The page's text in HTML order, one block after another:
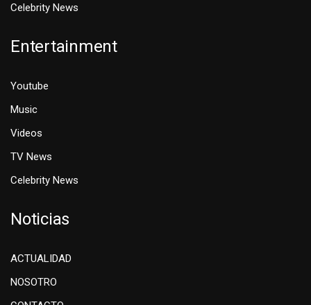
Celebrity News
Entertainment
Youtube
Music
Videos
TV News
Celebrity News
Noticias
ACTUALIDAD
NOSOTRO